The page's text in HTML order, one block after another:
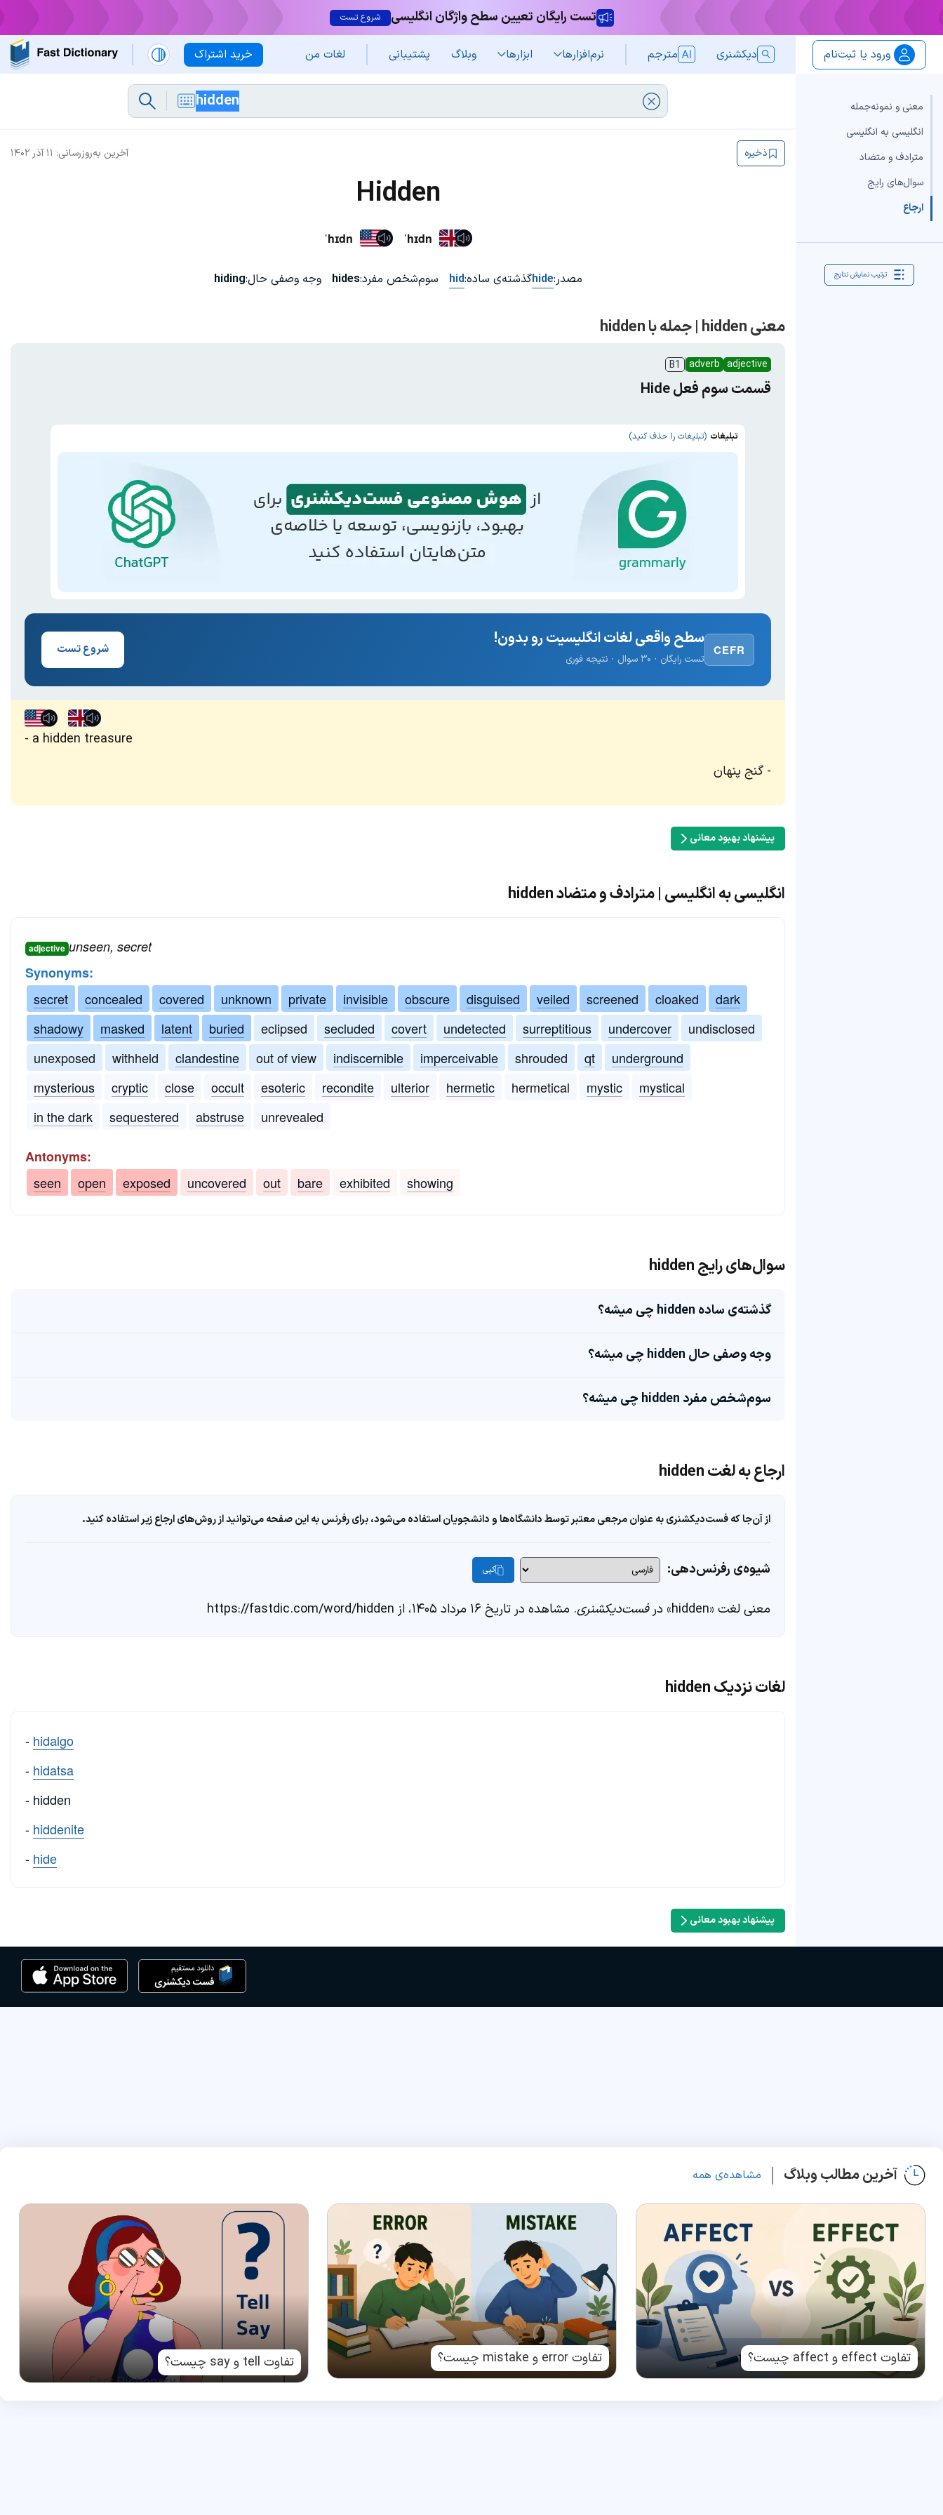
تست رایگان تعیین سطح واژگان انگلیسی شروع تست
خرید اشتراک ورود یا ثبت‌نام دیکشنری مترجم نرم‌افزار‌ها ابزارها وبلاگ پشتیبانی لغات من
معنی و نمونه‌جمله
انگلیسی به انگلیسی
مترادف و متضاد
سوال‌های رایج
ارجاع
ترتیب نمایش نتایج
آخرین به‌روزرسانی: ۱۱ آذر ۱۴۰۲ ذخیره
Hidden
ˈhɪdn ˈhɪdn
مصدر:hideگذشته‌ی ساده:hid سوم‌شخص مفرد:hides وجه وصفی حال:hiding
معنی hidden | جمله با hidden
adjective
adverb
B1
قسمت سوم فعل Hide
تبلیغات (تبلیغات را حذف کنید)
CEFR
سطح واقعی لغات انگلیسیت رو بدون!
تست رایگان · ۳۰ سوال · نتیجه فوری
شروع تست
a hidden treasure
گنج پنهان
پیشنهاد بهبود معانی
انگلیسی به انگلیسی | مترادف و متضاد hidden
adjective unseen, secret
Synonyms:
secret
concealed covered unknown private invisible obscure disguised veiled screened cloaked
dark
shadowy
masked latent buried eclipsed secluded covert undetected surreptitious undercover
undisclosed
unexposed
withheld clandestine out of view indiscernible imperceivable shrouded qt
underground
mysterious
cryptic close occult esoteric recondite ulterior hermetic hermetical mystic
mystical
in the dark
sequestered abstruse unrevealed
Antonyms:
seen
open exposed uncovered out bare exhibited showing
سوال‌های رایج hidden
گذشته‌ی ساده hidden چی میشه؟
وجه وصفی حال hidden چی میشه؟
سوم‌شخص مفرد hidden چی میشه؟
ارجاع به لغت hidden
از آن‌جا که فست‌دیکشنری به عنوان مرجعی معتبر توسط دانشگاه‌ها و دانشجویان استفاده می‌شود، برای رفرنس به این صفحه می‌توانید از روش‌های ارجاع زیر استفاده کنید.
شیوه‌ی رفرنس‌دهی: کپی
معنی لغت «hidden» در فست‌دیکشنری. مشاهده در تاریخ ۱۶ مرداد ۱۴۰۵، از https://fastdic.com/word/hidden
لغات نزدیک hidden
- hidalgo
- hidatsa
- hidden
- hiddenite
- hide
پیشنهاد بهبود معانی
آخرین مطالب وبلاگ مشاهده‌ی همه
تفاوت effect و affect چیست؟ تفاوت error و mistake چیست؟ تفاوت tell و say چیست؟